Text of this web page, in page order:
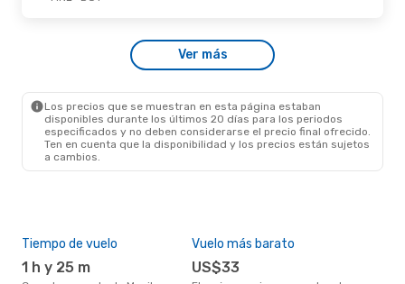
- Mié., 16 De Sep.
Directo
Ver más
Los precios que se muestran en esta página estaban
disponibles durante los últimos 20 días para los periodos
especificados y no deben considerarse el precio final ofrecido.
Ten en cuenta que la disponibilidad y los precios están sujetos
a cambios.
Tiempo de vuelo
1 h y 25 m
Vuelo más barato
US$33